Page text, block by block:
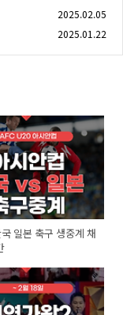
2025.02.05
2025.01.22
일본 축구 생중계 채